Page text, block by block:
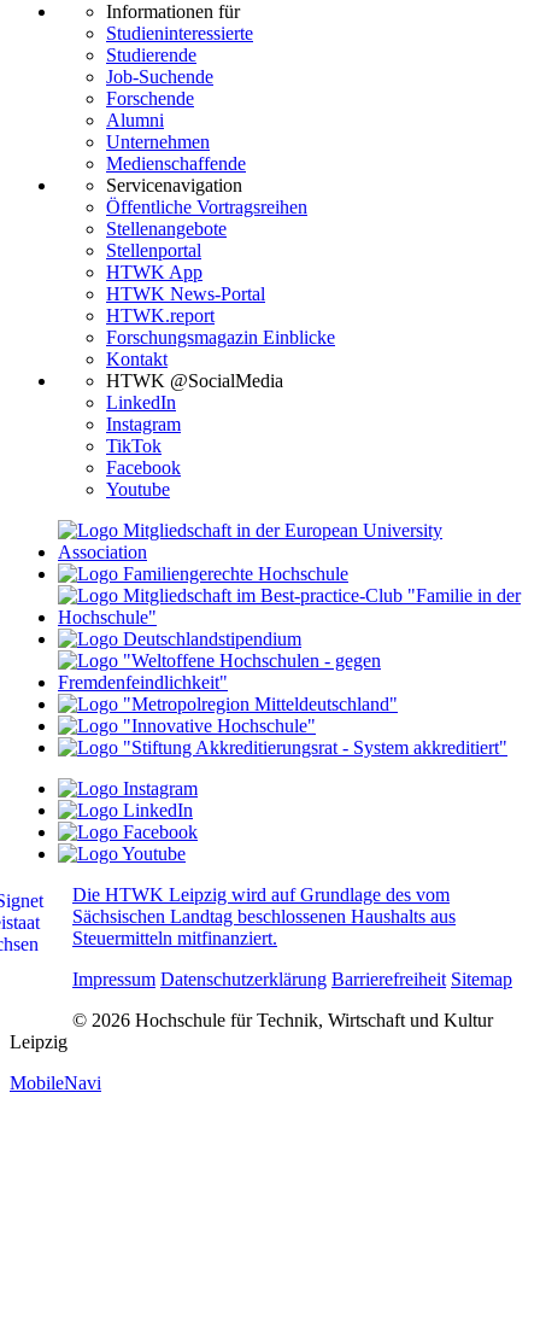
Informationen für
Studieninteressierte
Studierende
Job-Suchende
Forschende
Alumni
Unternehmen
Medienschaffende
Servicenavigation
Öffentliche Vortragsreihen
Stellenangebote
Stellenportal
HTWK App
HTWK News-Portal
HTWK.report
Forschungsmagazin Einblicke
Kontakt
HTWK @SocialMedia
LinkedIn
Instagram
TikTok
Facebook
Youtube
Die HTWK Leipzig wird auf Grundlage des vom
Sächsischen Landtag beschlossenen Haushalts aus
Steuermitteln mitfinanziert.
Impressum Datenschutzerklärung Barrierefreiheit Sitemap
© 2026 Hochschule für Technik, Wirtschaft und Kultur
Leipzig
MobileNavi